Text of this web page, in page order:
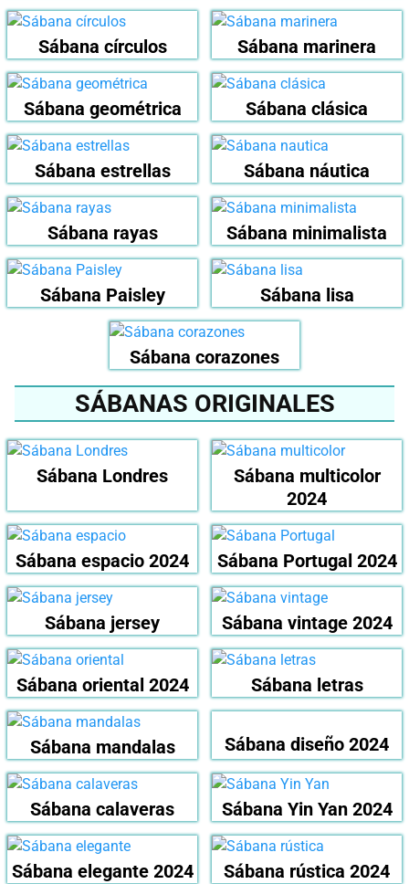
Sábana círculos Sábana marinera
Sábana geométrica Sábana clásica
Sábana estrellas Sábana náutica
Sábana rayas Sábana minimalista
Sábana Paisley Sábana lisa
Sábana corazones
SÁBANAS ORIGINALES
Sábana Londres
Sábana multicolor
2024
Sábana espacio 2024 Sábana Portugal 2024
Sábana jersey Sábana vintage 2024
Sábana oriental 2024 Sábana letras
Sábana mandalas Sábana diseño 2024
Sábana calaveras Sábana Yin Yan 2024
Sábana elegante 2024 Sábana rústica 2024